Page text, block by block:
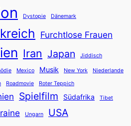
Dystopie Dänemark
Furchtlose Frauen
Iran Japan Jiddisch
Mexico Musik New York
Niederlande
Roadmovie Roter Teppich
Spielfilm Südafrika Tibet
Ungarn USA